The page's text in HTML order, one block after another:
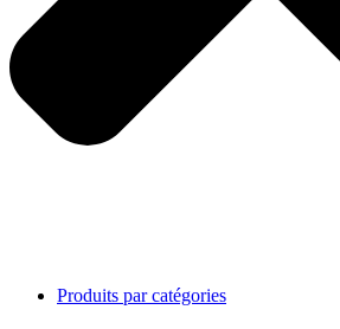
Produits par catégories